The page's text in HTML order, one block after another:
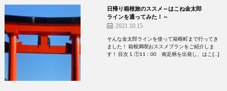
日帰り箱根旅のススメ～はこね金太郎
ラインを通ってみた！～
2021.10.15
そんな金太郎ラインを使って箱根町まで行ってき
ました！ 箱根満喫おススメプランをご紹介しま
す！ 目次 1. ①11：00 南足柄を出発し、はこ[…]